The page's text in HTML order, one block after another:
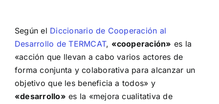
Según el Diccionario de Cooperación al
Desarrollo de TERMCAT, «cooperación» es la
«acción que llevan a cabo varios actores de
forma conjunta y colaborativa para alcanzar un
objetivo que les beneficia a todos» y
«desarrollo» es la «mejora cualitativa de